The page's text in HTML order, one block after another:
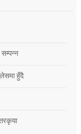
सम्पन्न
हुँदै